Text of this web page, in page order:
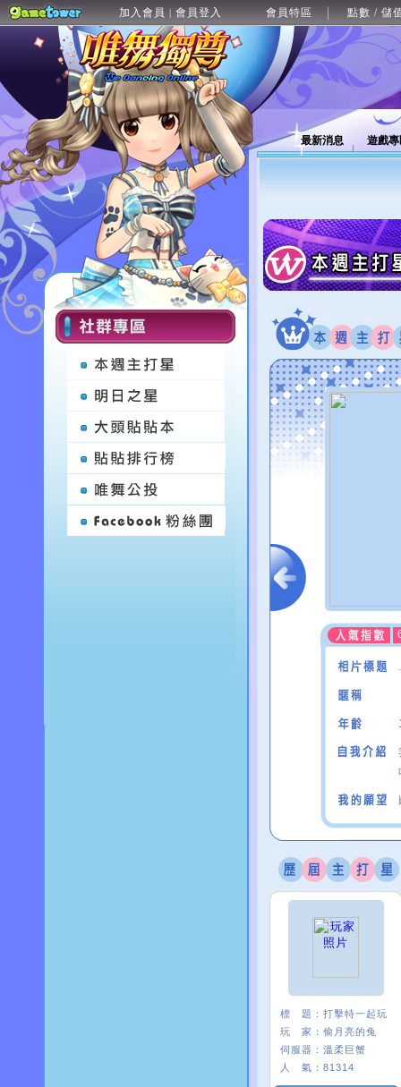
加入會員 | 會員登入 會員特區 點數 / 儲
最新消息 遊戲
標 題： 打擊特一起玩
玩 家： 偷月亮的兔
伺服器： 溫柔巨蟹
人 氣： 81314